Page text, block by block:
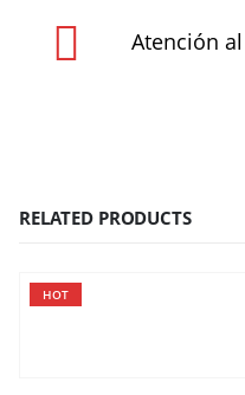
Atención
RELATED PRODUCTS
HOT